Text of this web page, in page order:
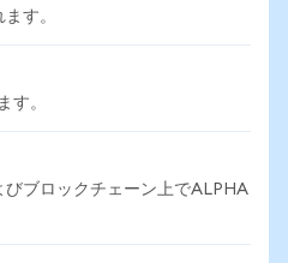
す。
す。
びブロックチェーン上でALPHA